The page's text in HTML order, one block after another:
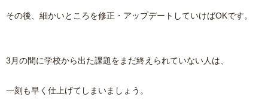
その後、細かいところを修正・アップデートしていけばOKです。
3月の間に学校から出た課題をまだ終えられていない人は、
一刻も早く仕上げてしまいましょう。